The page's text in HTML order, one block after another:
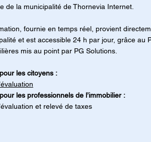
de la municipalité de Thornevia Internet.
fournie en temps réel, provient
et est accessible 24 h par jour, grâce au
mis au point par PG Solutions.
les citoyens :
les professionnels de l’immobilier :
et relevé de taxes